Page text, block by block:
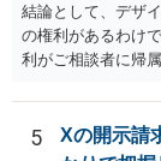
結論として、デザ
の権利があるわけ
利がご相談者に帰
身が著作権者です
短いキャッチコピ
りません。ただし
5
Xの開示請